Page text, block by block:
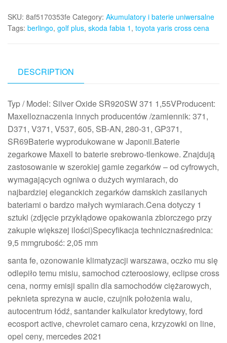
SKU: 8af5170353fe Category: Akumulatory i baterie uniwersalne
Tags: berlingo, golf plus, skoda fabia 1 , toyota yaris cross cena
DESCRIPTION
Typ / Model: Silver Oxide SR920SW 371 1,55VProducent:
Maxelloznaczenia innych producentów /zamiennik: 371,
D371, V371, V537, 605, SB-AN, 280-31, GP371,
SR69Baterie wyprodukowane w Japonii.Baterie
zegarkowe Maxell to baterie srebrowo-tlenkowe. Znajdują
zastosowanie w szerokiej gamie zegarków – od cyfrowych,
wymagających ogniwa o dużych wymiarach, do
najbardziej eleganckich zegarków damskich zasilanych
bateriami o bardzo małych wymiarach.Cena dotyczy 1
sztuki (zdjęcie przykłądowe opakowania zbiorczego przy
zakupie większej ilości)Specyfikacja technicznaśrednica:
9,5 mmgrubość: 2,05 mm
santa fe, ozonowanie klimatyzacji warszawa, oczko mu się
odlepiło temu misiu, samochod czteroosiowy, eclipse cross
cena, normy emisji spalin dla samochodów ciężarowych,
peknieta sprezyna w aucie, czujnik położenia walu,
autocentrum łódź, santander kalkulator kredytowy, ford
ecosport active, chevrolet camaro cena, krzyzowki on line,
opel ceny, mercedes 2021